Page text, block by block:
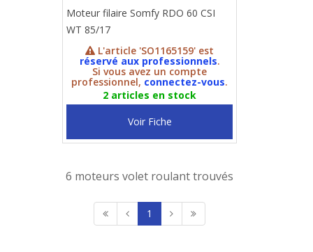
Moteur filaire Somfy RDO 60 CSI
WT 85/17
L'article 'SO1165159' est
réservé aux professionnels.
Si vous avez un compte
professionnel, connectez-vous.
2 articles en stock
Voir Fiche
6 moteurs volet roulant trouvés
1